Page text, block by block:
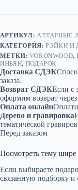
АРТИКУЛ: АЛТАРНЫЕ
КАТЕГОРИЯ:РЭЙКИ И
МЕТКИ: VORONWOOD,
ИНЬЯН, ПОДАРОК
Доставка СДЭК
заказа.
Возврат СДЭКЕсли с
оформим возврат
Оплата онлайн
Дерево и гравировка
тематической
Перед заказом
Посмотреть тему шире
Если выбираете
связанную подборку и